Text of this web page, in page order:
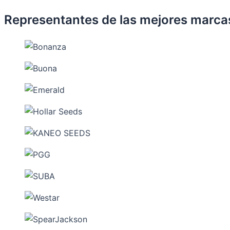
Representantes de las mejores